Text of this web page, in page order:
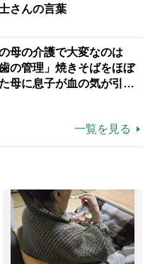
さんの言葉
母の介護で大変なのは
歯の管理」焼きそばをほぼ
母に息子が血の気が引い
一覧を見る